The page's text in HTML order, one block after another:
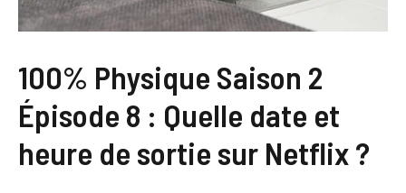
100% Physique Saison 2
Épisode 8 : Quelle date et
heure de sortie sur Netflix ?